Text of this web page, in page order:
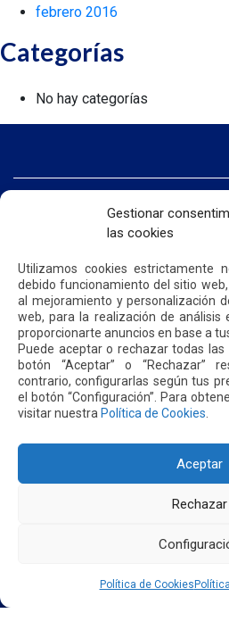
Gestionar
las cookies
Utilizamos cookies estrictamente
debido funcionamiento del sitio
al mejoramiento y personalización
web, para la realización de análisis
proporcionarte anuncios en base a
Puede aceptar o rechazar todas las
botón “Aceptar” o “Rechazar”
contrario, configurarlas según tus
el botón “Configuración”. Para
visitar nuestra Política de Cookies
Aceptar
Rechazar
Política de Cookies
febrero 2016
Categorías
No hay categorías
SOMOS
POLÍTICA DE PRIVACIDAD
Dirección: Parroquia Tababela S/N vía a
PBX: +(593 2) 395 4200 / +(593 2) 395